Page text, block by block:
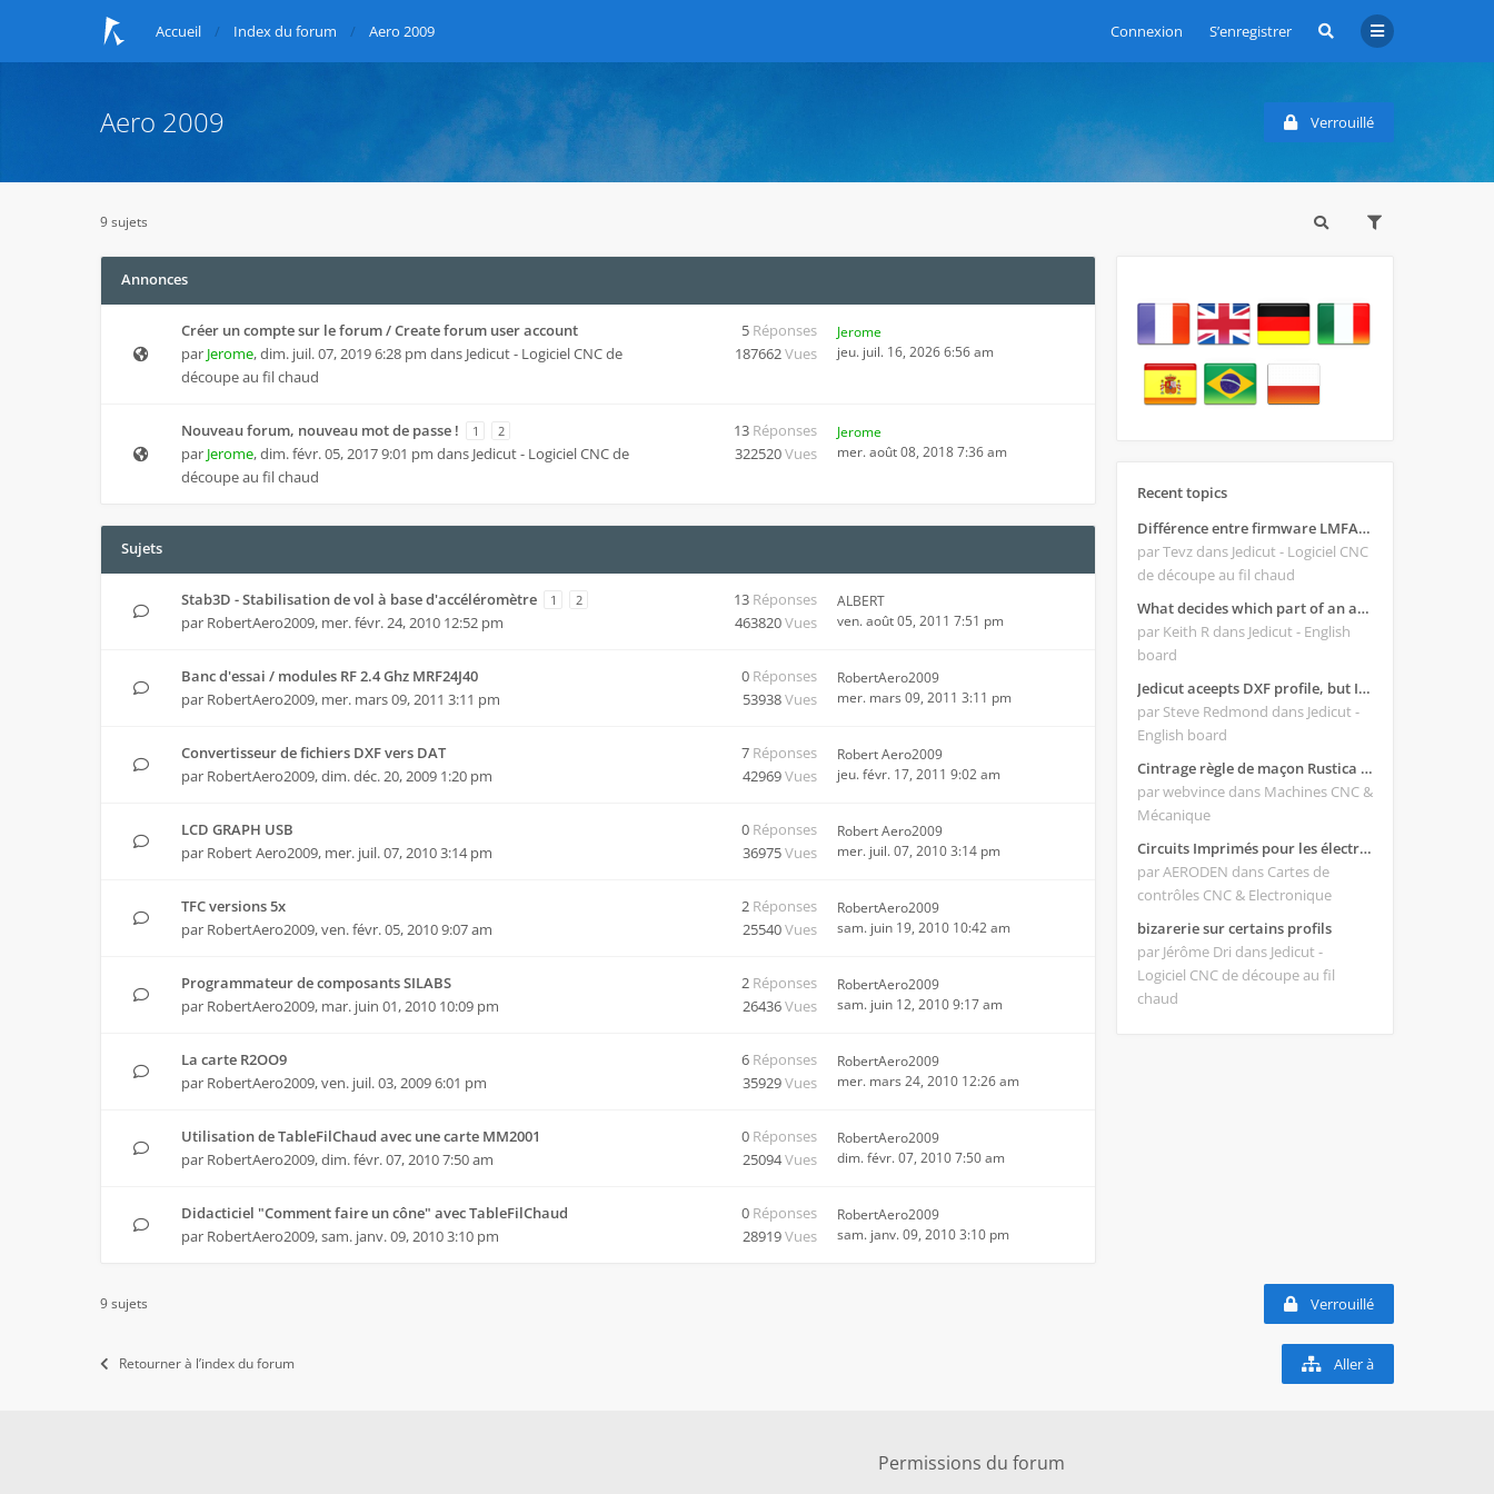
Connexion S’enregistrer
Accueil Index du forum Aero 2009
Aero 2009 Verrouillé
9 sujets
Annonces
Créer un compte sur le forum / Create forum user account
par Jerome,dim. juil. 07, 2019 6:28 pm dans Jedicut - Logiciel CNC de
découpe au fil chaud
5 Réponses
187662Vues
Jerome
jeu. juil. 16, 2026 6:56 am
Nouveau forum, nouveau mot de passe ! 1 2
par Jerome,dim. févr. 05, 2017 9:01 pm dans Jedicut - Logiciel CNC de
découpe au fil chaud
13 Réponses
322520Vues
Jerome
mer. août 08, 2018 7:36 am
Sujets
Stab3D - Stabilisation de vol à base d'accéléromètre 1 2
par RobertAero2009, mer. févr. 24, 2010 12:52 pm
13 Réponses
463820Vues
ALBERT
ven. août 05, 2011 7:51 pm
Banc d'essai / modules RF 2.4 Ghz MRF24J40
par RobertAero2009, mer. mars 09, 2011 3:11 pm
0 Réponses
53938Vues
RobertAero2009
mer. mars 09, 2011 3:11 pm
Convertisseur de fichiers DXF vers DAT
par RobertAero2009,dim. déc. 20, 2009 1:20 pm
7 Réponses
42969Vues
Robert Aero2009
jeu. févr. 17, 2011 9:02 am
LCD GRAPH USB
par Robert Aero2009, mer. juil. 07, 2010 3:14 pm
0 Réponses
36975Vues
Robert Aero2009
mer. juil. 07, 2010 3:14 pm
TFC versions 5x
par RobertAero2009,ven. févr. 05, 2010 9:07 am
2 Réponses
25540Vues
RobertAero2009
sam. juin 19, 2010 10:42 am
Programmateur de composants SILABS
par RobertAero2009, mar. juin 01, 2010 10:09 pm
2 Réponses
26436Vues
RobertAero2009
sam. juin 12, 2010 9:17 am
La carte R2OO9
par RobertAero2009,ven. juil. 03, 2009 6:01 pm
6 Réponses
35929Vues
RobertAero2009
mer. mars 24, 2010 12:26 am
Utilisation de TableFilChaud avec une carte MM2001
par RobertAero2009,dim. févr. 07, 2010 7:50 am
0 Réponses
25094Vues
RobertAero2009
dim. févr. 07, 2010 7:50 am
Didacticiel "Comment faire un cône" avec TableFilChaud
par RobertAero2009,sam. janv. 09, 2010 3:10 pm
0 Réponses
28919Vues
RobertAero2009
sam. janv. 09, 2010 3:10 pm
Recent topics
Différence entre firmware LMFAO_V4_8_0 et du GRBL
par Tevz dans Jedicut - Logiciel CNC
de découpe au fil chaud
What decides which part of an airfoil is the extrado and intrado?
par Keith R dans Jedicut - English
board
Jedicut aceepts DXF profile, but It won't cut (Icons grayed out)
par Steve Redmond dans Jedicut -
English board
Cintrage règle de maçon Rustica 2018C
par webvince dans Machines CNC &
Mécanique
Circuits Imprimés pour les électroniques:
par AERODEN dans Cartes de
contrôles CNC & Electronique
bizarerie sur certains profils
par Jérôme Dri dans Jedicut -
Logiciel CNC de découpe au fil
chaud
Verrouillé
9 sujets
Retourner à l’index du forum Aller à
Permissions du forum